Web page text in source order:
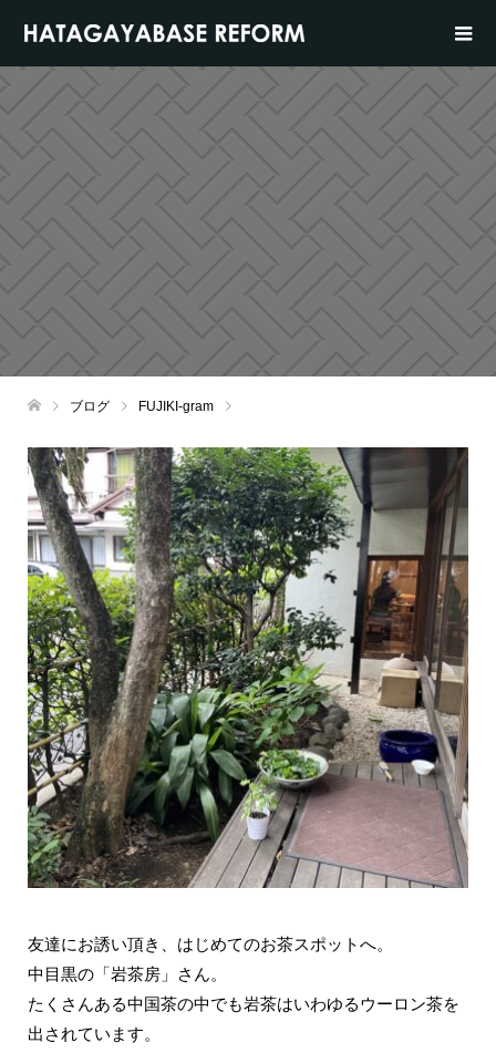
ブログ FUJIKI-gram
友達にお誘い頂き、はじめてのお茶スポットへ。
中目黒の「岩茶房」さん。
たくさんある中国茶の中でも岩茶はいわゆるウーロン茶を
出されています。